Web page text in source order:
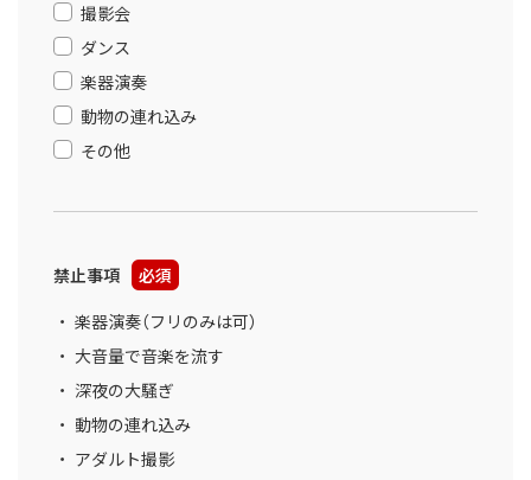
撮影会
ダンス
楽器演奏
動物の連れ込み
その他
禁止事項
必須
楽器演奏（フリのみは可）
大音量で音楽を流す
深夜の大騒ぎ
動物の連れ込み
アダルト撮影